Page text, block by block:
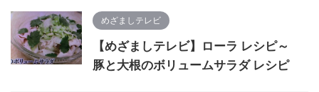
めざましテレビ
【めざましテレビ】ローラ レシピ～
豚と大根のボリュームサラダ レシピ